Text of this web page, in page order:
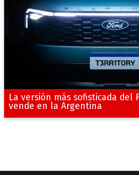
La versión más sofisticada del
vende en la Argentina